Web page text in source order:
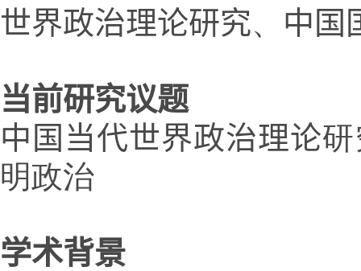
世界政治理论研究、 中国
当前研究议题
中国当代世界政治理论
明政治
学术背景